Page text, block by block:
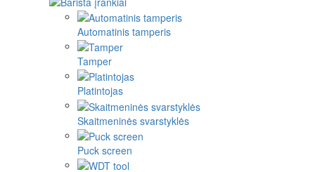
Automatinis tamperis
Tamper
Platintojas
Skaitmeninės svarstyklės
Puck screen